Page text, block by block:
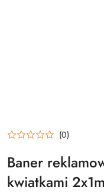
(0)
Baner
kwiatkami 2x1m